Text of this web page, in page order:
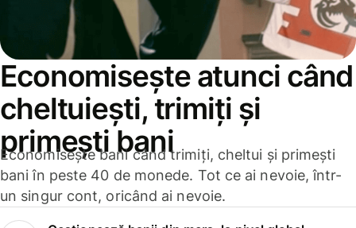
Economisește atunci când
cheltuiești, trimiți și
primești bani
Economisește bani când trimiți, cheltui și primești
bani în peste 40 de monede. Tot ce ai nevoie, într-
un singur cont, oricând ai nevoie.